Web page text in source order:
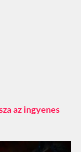
az ingyenes